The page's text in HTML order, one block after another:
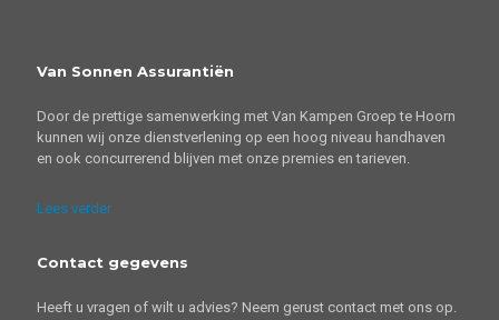
Van Sonnen Assurantiën
Door de prettige samenwerking met Van Kampen Groep te Hoorn
kunnen wij onze dienstverlening op een hoog niveau handhaven
en ook concurrerend blijven met onze premies en tarieven.
Lees verder
Contact gegevens
Heeft u vragen of wilt u advies? Neem gerust contact met ons op.